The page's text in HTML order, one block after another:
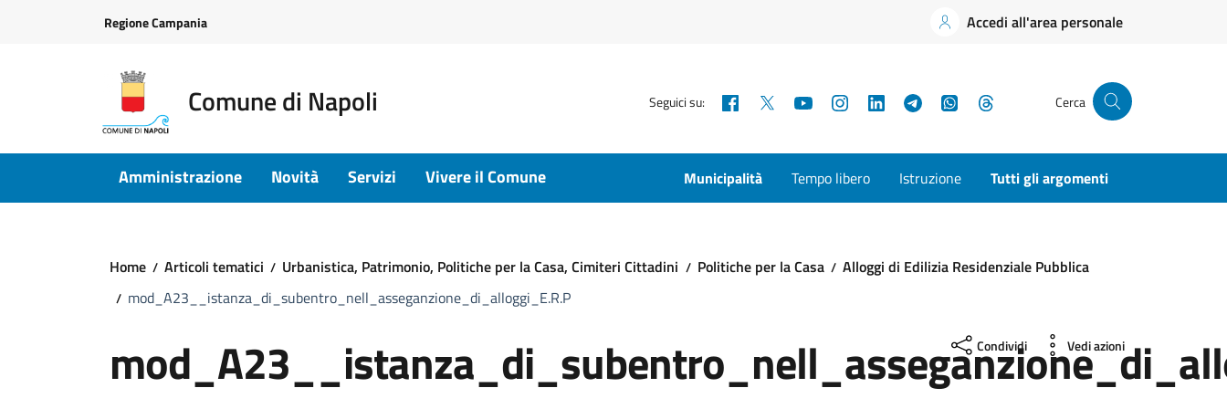
Regione Campania Accedi all'area personale
Comune di Napoli Seguici su: Facebook YouTubeInstagramLinkedInTelegramWhatsApp Cerca
Amministrazione Novità Servizi Vivere il Comune Municipalità Tempo libero Istruzione Tutti gli argomenti
Home Articoli tematici Urbanistica, Patrimonio, Politiche per la Casa, Cimiteri Cittadini Politiche per la Casa
Alloggi di Edilizia Residenziale Pubblica
mod_A23__istanza_di_subentro_nell_asseganzione_di_alloggi_E.R.P
Condividi Vedi azioni